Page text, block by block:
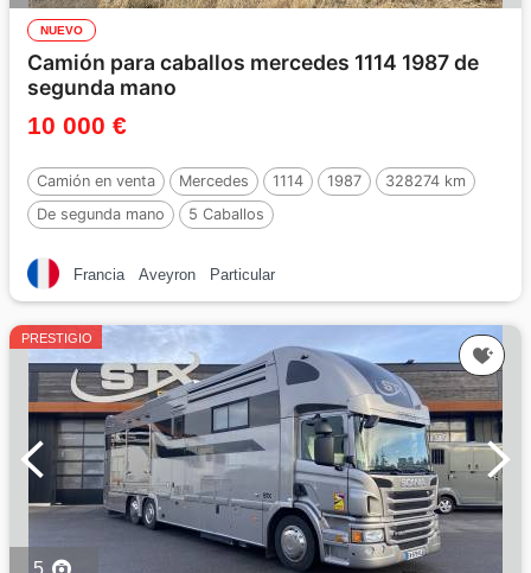
NUEVO
Camión para caballos mercedes 1114 1987 de
segunda mano
10 000 €
Camión en venta Mercedes 1114 1987
328274 km
De segunda mano
5 Caballos
Francia Aveyron Particular
PRESTIGIO